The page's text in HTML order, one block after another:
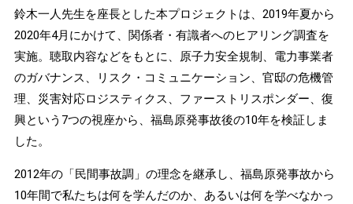
鈴木一人先生を座長とした本プロジェクトは、2019年夏から
2020年4月にかけて、関係者・有識者へのヒアリング調査を
実施。聴取内容などをもとに、原子力安全規制、電力事業者
のガバナンス、リスク・コミュニケーション、官邸の危機管
理、災害対応ロジスティクス、ファーストリスポンダー、復
興という7つの視座から、福島原発事故後の10年を検証しま
した。
2012年の「民間事故調」の理念を継承し、福島原発事故から
10年間で私たちは何を学んだのか、あるいは何を学べなかっ